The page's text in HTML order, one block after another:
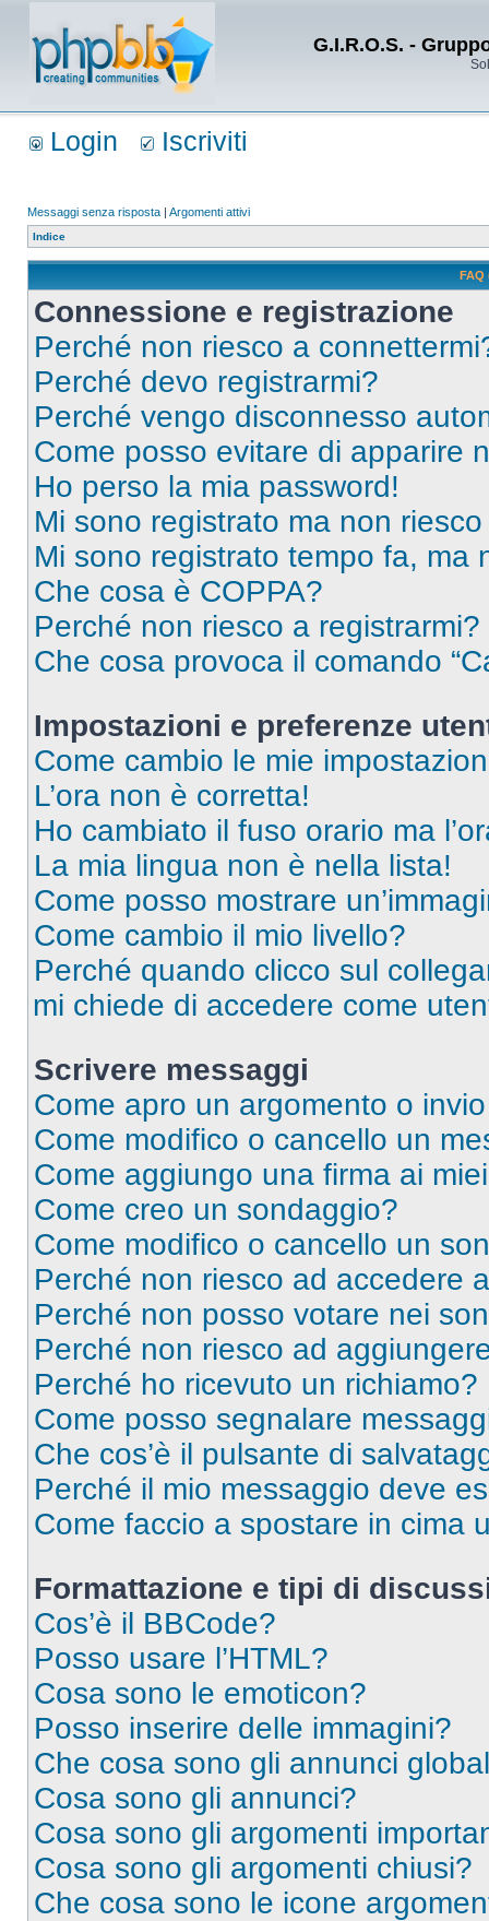
G.I.R.O.S. -
Login Iscriviti
Messaggi senza risposta | Argomenti attivi
Indice
FAQ
Connessione e registrazione
Perché non riesco a
Perché devo registrarmi?
Perché vengo disconnesso
Come posso evitare di apparire
Ho perso la mia password!
Mi sono registrato ma non
Mi sono registrato tempo fa, ma
Che cosa è COPPA?
Perché non riesco a registrarmi?
Che cosa provoca il comando
Impostazioni e preferenze
Come cambio le mie
L’ora non è corretta!
Ho cambiato il fuso orario ma
La mia lingua non è nella lista!
Come posso mostrare
Come cambio il mio livello?
Perché quando clicco sul
mi chiede di accedere come
Scrivere messaggi
Come apro un argomento o
Come modifico o cancello un
Come aggiungo una firma ai
Come creo un sondaggio?
Come modifico o cancello un
Perché non riesco ad accedere
Perché non posso votare nei
Perché non riesco ad
Perché ho ricevuto un richiamo?
Come posso segnalare
Che cos’è il pulsante di
Perché il mio messaggio deve
Come faccio a spostare in cima
Formattazione e tipi di
Cos’è il BBCode?
Posso usare l’HTML?
Cosa sono le emoticon?
Posso inserire delle immagini?
Che cosa sono gli annunci
Cosa sono gli annunci?
Cosa sono gli argomenti
Cosa sono gli argomenti chiusi?
Che cosa sono le icone